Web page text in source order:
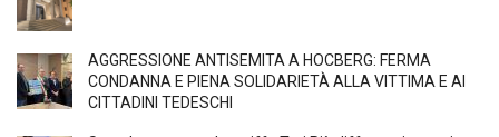
AGGRESSIONE ANTISEMITA A HÖCBERG: FERMA
CONDANNA E PIENA SOLIDARIETÀ ALLA VITTIMA E AI
CITTADINI TEDESCHI